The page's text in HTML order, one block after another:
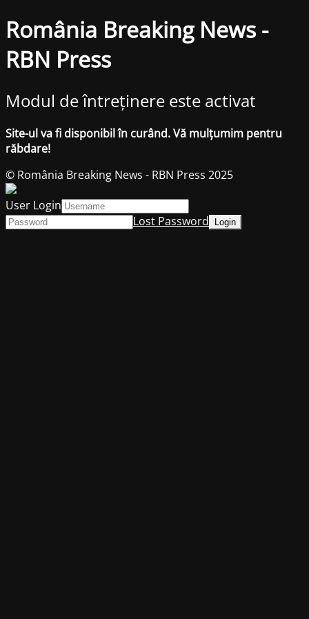
România Breaking News -
RBN Press
Modul de întreținere este activat
Site-ul va fi disponibil în curând. Vă mulțumim pentru
răbdare!
© România Breaking News - RBN Press 2025
User Login
Lost Password